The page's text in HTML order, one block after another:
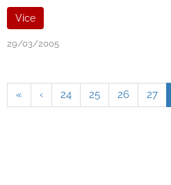
Více
29/03/2005
« ‹ 24 25 26 27